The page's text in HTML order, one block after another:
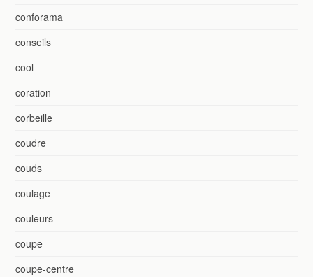
conforama
conseils
cool
coration
corbeille
coudre
couds
coulage
couleurs
coupe
coupe-centre